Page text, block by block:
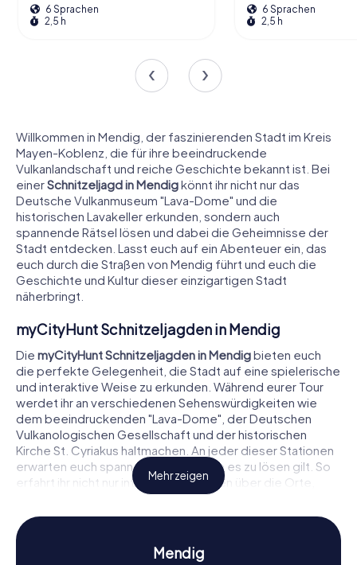
6 Sprachen
2,5 h
6 Sprachen
2,5 h
Willkommen in Mendig, der faszinierenden Stadt im Kreis
Mayen-Koblenz, die für ihre beeindruckende
Vulkanlandschaft und reiche Geschichte bekannt ist. Bei
einerSchnitzeljagd in Mendigkönnt ihr nicht nur das
Deutsche Vulkanmuseum "Lava-Dome" und die
historischen Lavakeller erkunden, sondern auch
spannende Rätsel lösen und dabei die Geheimnisse der
Stadt entdecken. Lasst euch auf ein Abenteuer ein, das
euch durch die Straßen von Mendig führt und euch die
Geschichte und Kultur dieser einzigartigen Stadt
näherbringt.
myCityHunt Schnitzeljagden in Mendig
Die myCityHunt Schnitzeljagden in Mendigbieten euch
die perfekte Gelegenheit, die Stadt auf eine spielerische
und interaktive Weise zu erkunden. Während eurer Tour
werdet ihr an verschiedenen Sehenswürdigkeiten wie
dem beeindruckenden "Lava-Dome", der Deutschen
Vulkanologischen Gesellschaft und der historischen
Kirche St. Cyriakus haltmachen. An jeder dieser Stationen
erwarten euch spannende Rätsel, die es zu lösen gilt. So
erfahrt ihr nicht nur interessante Fakten über die Orte,
sondern könnt auch euer Wissen und eure
Kombinationsfähigkeiten unter Beweis stellen.
Der "Lava-Dome" ist ein Muss für alle, die sich für
Vulkanologie interessieren. Hier könnt ihr alles über die
Mehr zeigen
Mendig